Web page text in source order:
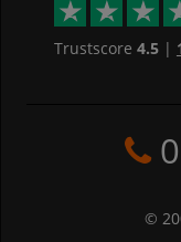
Trustscore 4.5|
©